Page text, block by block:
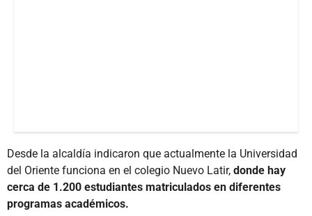
Desde la alcaldía indicaron que actualmente la Universidad
del Oriente funciona en el colegio Nuevo Latir, donde hay
cerca de 1.200 estudiantes matriculados en diferentes
programas académicos.